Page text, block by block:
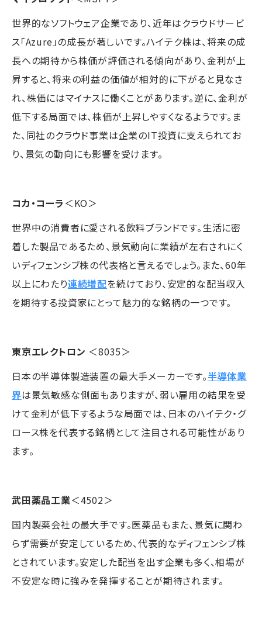
世界的なソフトウェア企業であり、近年はクラウドサービ
ス「Azure」の成長が著しいです。ハイテク株は、将来の成
長への期待から株価が評価される傾向があり、金利が上
昇すると、将来の利益の価値が相対的に下がると見なさ
れ、株価にはマイナスに働くことがあります。逆に、金利が
低下する局面では、株価が上昇しやすくなるようです。ま
た、同社のクラウド事業は企業のIT投資に支えられてお
り、景気の動向にも影響を受けます。
コカ・コーラ ＜KO＞
世界中の消費者に愛される飲料ブランドです。生活に密
着した製品であるため、景気動向に業績が左右されにく
いディフェンシブ株の代表格と言えるでしょう。また、60年
以上にわたり連続増配を続けており、安定的な配当収入
を期待する投資家にとって魅力的な銘柄の一つです。
東京エレクトロン ＜8035＞
日本の半導体製造装置の最大手メーカーです。半導体業
界は景気敏感な側面もありますが、弱い雇用の結果を受
けて金利が低下するような局面では、日本のハイテク・グ
ロース株を代表する銘柄として注目される可能性があり
ます。
武田薬品工業＜4502＞
国内製薬会社の最大手です。医薬品もまた、景気に関わ
らず需要が安定しているため、代表的なディフェンシブ株
とされています。安定した配当を出す企業も多く、相場が
不安定な時に強みを発揮することが期待されます。